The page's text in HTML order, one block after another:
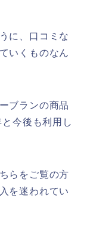
に、口コミな
いくものなん
ブランの商品
今後も利用し
らをご覧の方
を迷われてい